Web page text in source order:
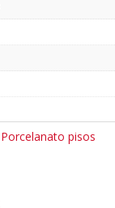
Porcelanato pisos